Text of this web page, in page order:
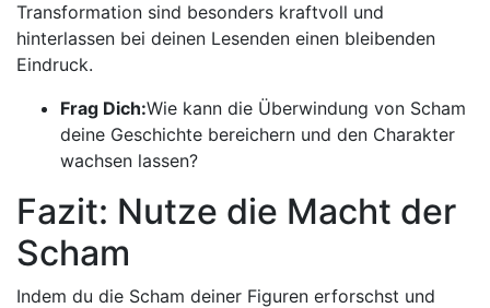
Transformation sind besonders kraftvoll und
hinterlassen bei deinen Lesenden einen bleibenden
Eindruck.
Frag Dich:Wie kann die Überwindung von Scham
deine Geschichte bereichern und den Charakter
wachsen lassen?
Fazit: Nutze die Macht der
Scham
Indem du die Scham deiner Figuren erforschst und